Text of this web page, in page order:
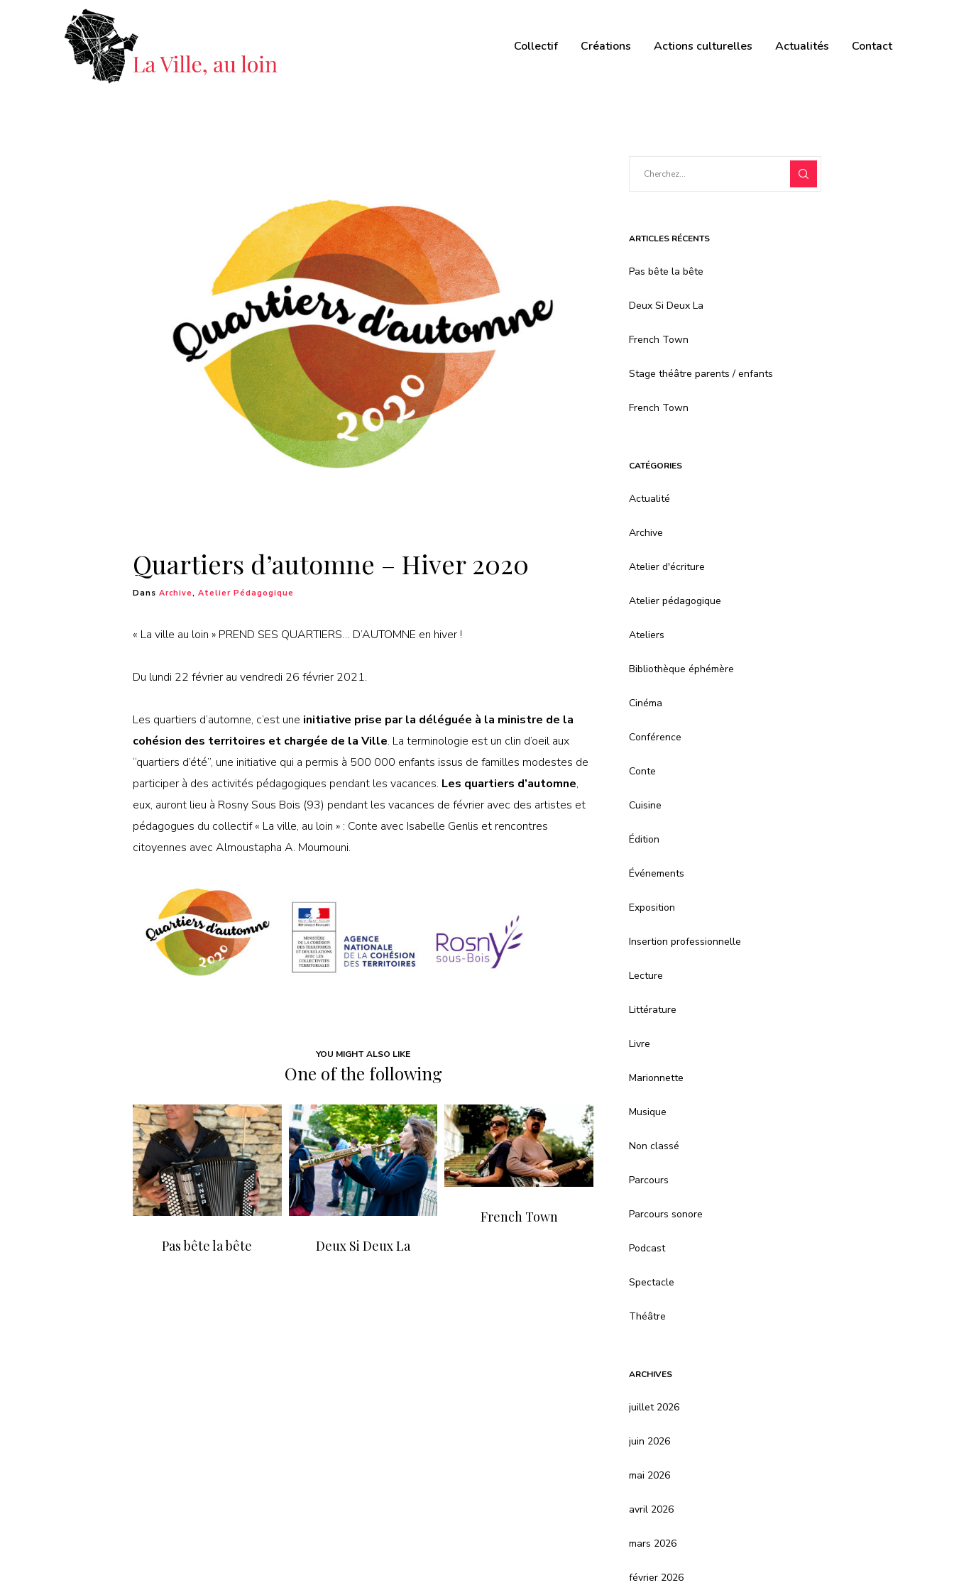
Collectif Créations Actions culturelles Actualités Contact
Quartiers d’automne – Hiver 2020
Dans Archive, Atelier Pédagogique
« La ville au loin » PREND SES QUARTIERS… D’AUTOMNE en hiver !
Du lundi 22 février au vendredi 26 février 2021.
Les quartiers d’automne, c’est une initiative prise par la déléguée à la ministre de la
cohésion des territoires et chargée de la Ville. La terminologie est un clin d’oeil aux
“quartiers d’été”, une initiative qui a permis à 500 000 enfants issus de familles modestes de
participer à des activités pédagogiques pendant les vacances. Les quartiers d’automne,
eux, auront lieu à Rosny Sous Bois (93) pendant les vacances de février avec des artistes et
pédagogues du collectif « La ville, au loin » : Conte avec Isabelle Genlis et rencontres
citoyennes avec Almoustapha A. Moumouni.
YOU MIGHT ALSO LIKE
One of the following
Pas bête la bête Deux Si Deux La
French Town
ARTICLES RÉCENTS
Pas bête la bête
Deux Si Deux La
French Town
Stage théâtre parents / enfants
French Town
CATÉGORIES
Actualité
Archive
Atelier d'écriture
Atelier pédagogique
Ateliers
Bibliothèque éphémère
Cinéma
Conférence
Conte
Cuisine
Édition
Événements
Exposition
Insertion professionnelle
Lecture
Littérature
Livre
Marionnette
Musique
Non classé
Parcours
Parcours sonore
Podcast
Spectacle
Théâtre
ARCHIVES
juillet 2026
juin 2026
mai 2026
avril 2026
mars 2026
février 2026